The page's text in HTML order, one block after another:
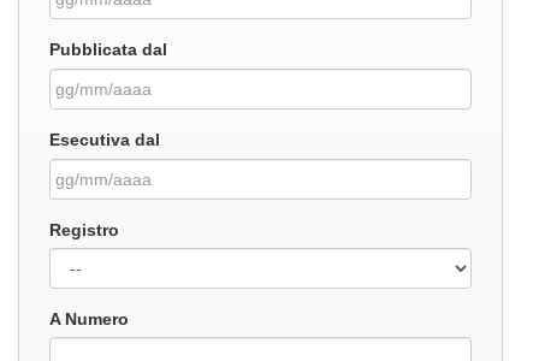
Pubblicata dal
Esecutiva dal
Registro
A Numero